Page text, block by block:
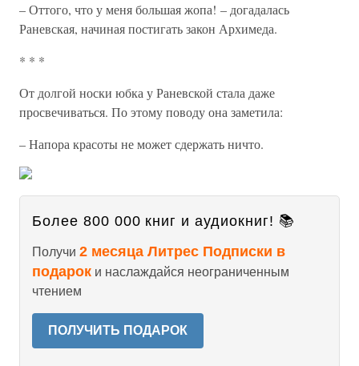
– Оттого, что у меня большая жопа! – догадалась
Раневская, начиная постигать закон Архимеда.
* * *
От долгой носки юбка у Раневской стала даже
просвечиваться. По этому поводу она заметила:
– Напора красоты не может сдержать ничто.
Более 800 000 книг и аудиокниг! 📚
Получи 2 месяца Литрес Подписки в
подарок и наслаждайся неограниченным
чтением
ПОЛУЧИТЬ ПОДАРОК